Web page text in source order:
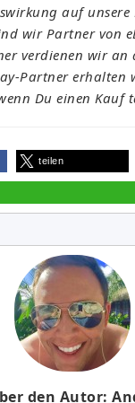
auf unsere
wir Partner von
verdienen wir
Partner erhalten
Du einen Kauf
teilen
den Autor: